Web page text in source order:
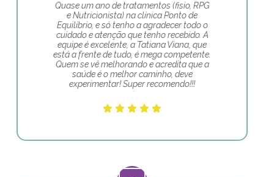
Quase um ano de tratamentos (fisio, RPG
e Nutricionista) na clínica Ponto de
Equilíbrio, e só tenho a agradecer todo o
cuidado e atenção que tenho recebido. A
equipe é excelente, a Tatiana Viana, que
está a frente de tudo, é mega competente.
Quem se vê melhorando e acredita que a
saúde é o melhor caminho, deve
experimentar! Super recomendo!!!